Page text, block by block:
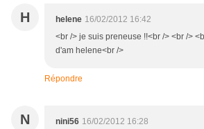
H helene 16/02/2012 16:42
<br /> je suis preneuse !!<br /> <br />
d'am helene<br />
Répondre
N nini56 16/02/2012 16:28